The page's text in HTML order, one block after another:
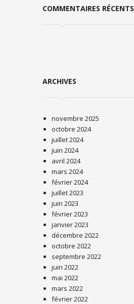
COMMENTAIRES RÉCENTS
ARCHIVES
novembre 2025
octobre 2024
juillet 2024
juin 2024
avril 2024
mars 2024
février 2024
juillet 2023
juin 2023
février 2023
janvier 2023
décembre 2022
octobre 2022
septembre 2022
juin 2022
mai 2022
mars 2022
février 2022